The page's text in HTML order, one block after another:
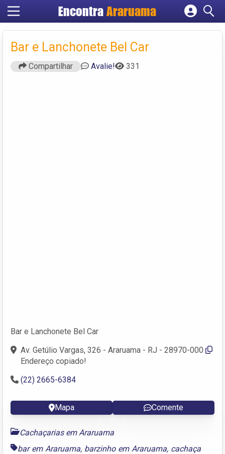
EncontraAraruama
Cadastrar empresa
Criar conta
Bar e Lanchonete Bel Car
Compartilhar Avalie! 331
Bar e Lanchonete Bel Car
Av. Getúlio Vargas, 326 - Araruama - RJ - 28970-000
Endereço copiado!
(22) 2665-6384
Mapa Comente
Cachaçarias em Araruama
bar em Araruama, barzinho em Araruama, cachaça